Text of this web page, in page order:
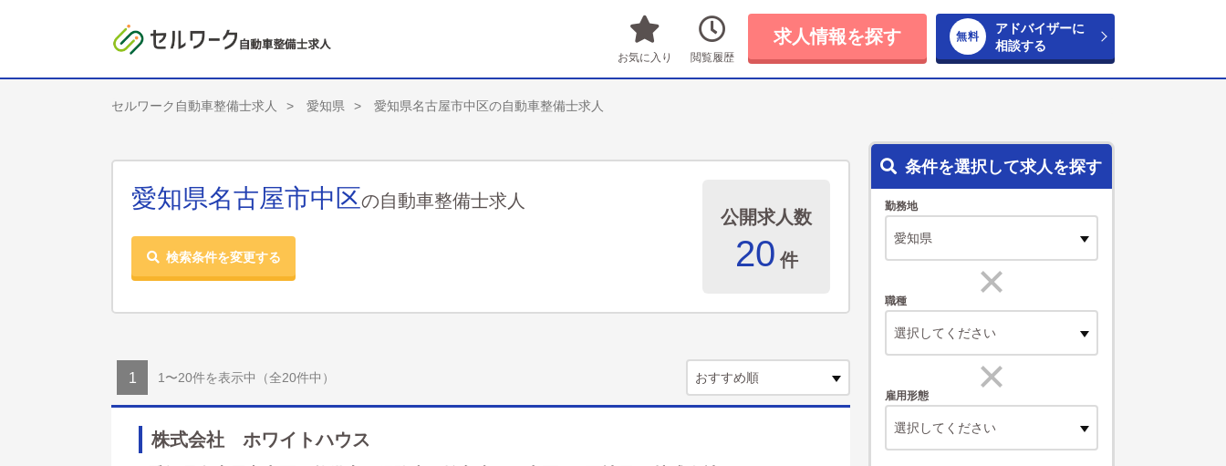
お気に入り 閲覧履歴
求人情報を探す
アドバイザーに
相談する
セルワーク自動車整備士求人 愛知県 愛知県名古屋市中区の自動車整備士求人
愛知県名古屋市中区の自動車整備士求人
検索条件を変更する
公開求人数
20 件
1 1〜20件を表示中 （全20件中）
株式会社 ホワイトハウス
条件を選択して求人を探す
勤務地
職種
選択してください
雇用形態
選択してください